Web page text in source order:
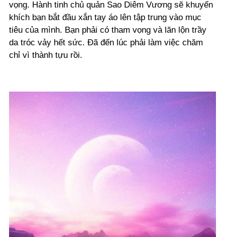
vọng. Hành tinh chủ quản Sao Diêm Vương sẽ khuyến
khích bạn bắt đầu xắn tay áo lên tập trung vào mục
tiêu của mình. Bạn phải có tham vọng và lăn lộn trầy
da tróc vảy hết sức. Đã đến lúc phải làm việc chăm
chỉ vì thành tựu rồi.